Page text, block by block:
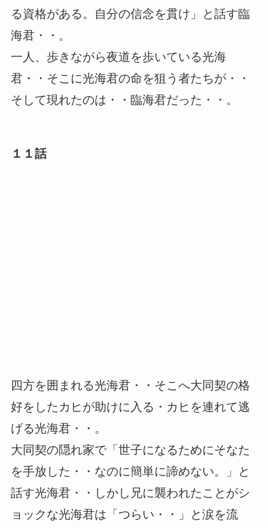
る資格がある。自分の信念を貫け」と話す臨
海君・・。
一人、歩きながら夜道を歩いている光海
君・・そこに光海君の命を狙う者たちが・・
そして現れたのは・・臨海君だった・・。
１１話
四方を囲まれる光海君・・そこへ大同契の格
好をしたカヒが助けに入る・カヒを連れて逃
げる光海君・・。
大同契の隠れ家で「世子になるためにそなた
を手放した・・なのに簡単に諦めない。」と
話す光海君・・しかし兄に襲われたことがシ
ョックな光海君は「つらい・・」と涙を流